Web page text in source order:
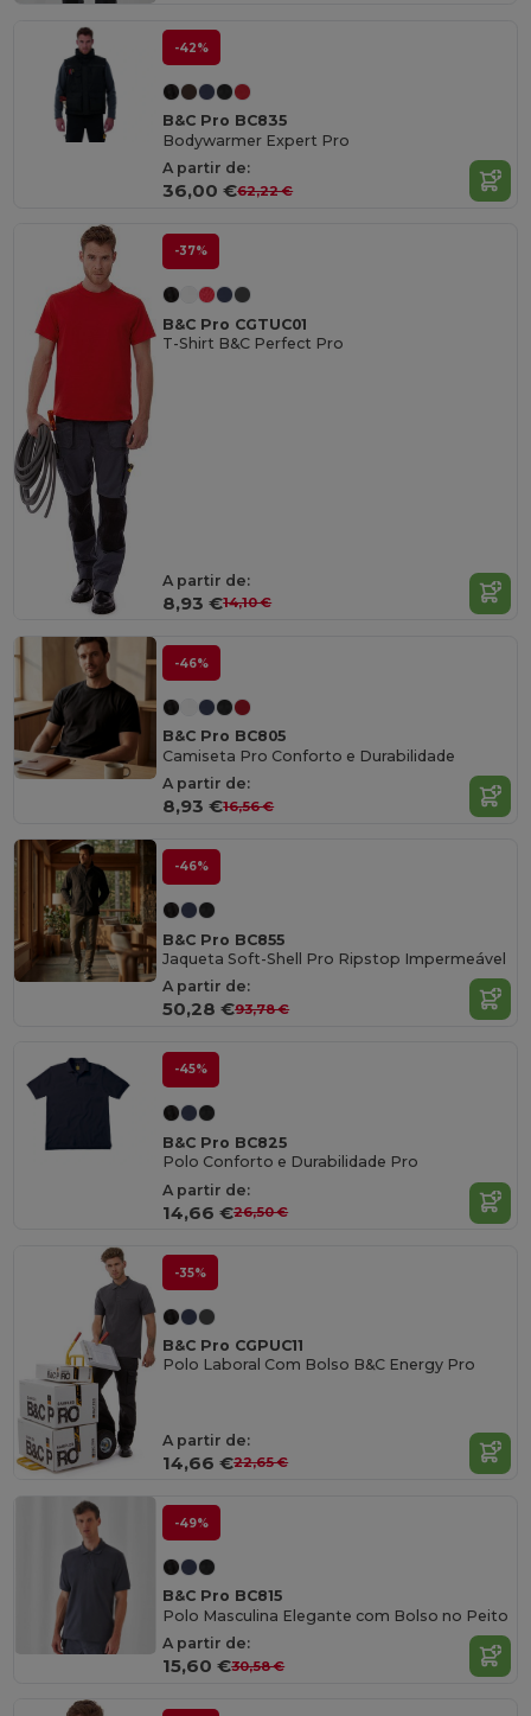
-42%
B&C Pro BC835
Bodywarmer Expert Pro
A partir de:
36,00 €62,22 €
-37%
B&C Pro CGTUC01
T-Shirt B&C Perfect Pro
A partir de:
8,93 €14,10 €
-46%
B&C Pro BC805
Camiseta Pro Conforto e Durabilidade
A partir de:
8,93 €16,56 €
-46%
B&C Pro BC855
Jaqueta Soft-Shell Pro Ripstop Impermeável
A partir de:
50,28 €93,78 €
-45%
B&C Pro BC825
Polo Conforto e Durabilidade Pro
A partir de:
14,66 €26,50 €
-35%
B&C Pro CGPUC11
Polo Laboral Com Bolso B&C Energy Pro
A partir de:
14,66 €22,65 €
-49%
B&C Pro BC815
Polo Masculina Elegante com Bolso no Peito
A partir de:
15,60 €30,58 €